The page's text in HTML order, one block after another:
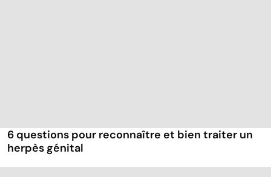
6 questions pour reconnaître et bien traiter un
herpès génital